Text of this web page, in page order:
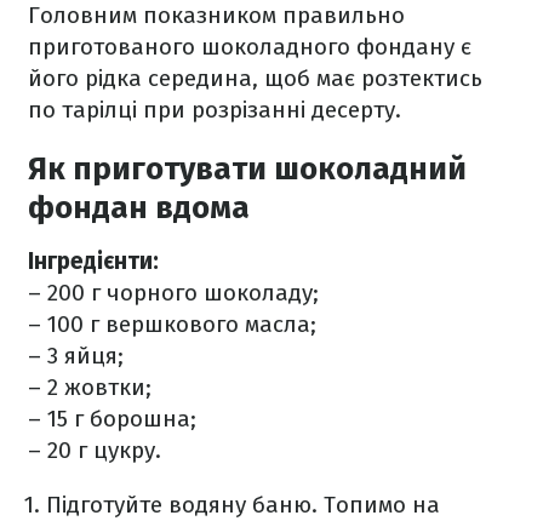
Головним показником правильно
приготованого шоколадного фондану є
його рідка середина, щоб має розтектись
по тарілці при розрізанні десерту.
Як приготувати шоколадний
фондан вдома
Інгредієнти:
– 200 г чорного шоколаду;
– 100 г вершкового масла;
– 3 яйця;
– 2 жовтки;
– 15 г борошна;
– 20 г цукру.
Підготуйте водяну баню. Топимо на